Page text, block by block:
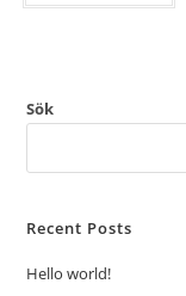
Sök
Recent Posts
Hello world!